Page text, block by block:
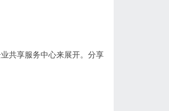
共享服务中心来展开。分享